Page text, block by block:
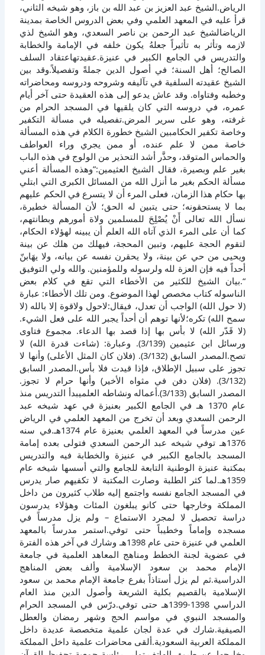
الرياض.الشيخ عبد العزيز بن عبد الله بن باز، وهو شيخه الثاني،
قرأ عليه في المعهد العلمي وفي بعض الدروس الخاصة بمدينة
الرياضالشيخ عبد الرحمن بن ناصر السعدي، وهو الشيخ لذي
لازمه وتأثر به تأثيراً جعلهُ يكون خلفه في الإمامة والخطابة
والتدريس في الجامع الكبير في عنيزة.عقيدتهاعتقاد السلف
الصالح؛ أهل السنة؛ في أصول الدين جملةً وتفصيلاً.وقد بين
الشيخ عقيدته السلفية في تآليفه وشروحه ودروسه ومحاضراته
وخطبه وفتاواه. وقد عاش يدعو إلى هذه العقيدة حتى آخر أيام
عمره، في دروسه التي كان يلقيها في المسجد الحرام من
غرفته، وهو على سرير المرض.تفصيله في مسألة التكفير
وخاصة تكفير الحكامبين الشيخ خطورة الكلام في هذه المسألة
خاصة ممن لا علم عنده، أو ممن يجري وراء العواطف
والحماس المتوقد، وحذَّر أشد التحذير من الولوج في هذه الباب
بغير علم وبصيرة، فقال الشيخ العثيمين:”وهذه المسألة أعني
مسألة الحكم بغير ما أنزل الله من المسائل الكبرى التي ابتلي
بها حكام هذا الزمان، فعلى المرء أن لا يتسرع في الحكم عليهم
بما لا يستحقونه؛ حتى يتبين له الحق؛ لأن المسألة خطيرة،
نسأل الله تعالى أَنْ يُصْلِحَ للمسلمين ولاة أمورهم وبطانتهم،
كما أن على المرء الذي آتاه الله العلم أن يبينه لهؤلاء الحكام،
لتقوم الحجة عليهم، وتبين المحجة، فيهلك من هلك عن بينة
ويحيى من حي عن بينة، ولا يحقرن نفسه عن بيانه، ولا يهَابنّ
أحداً فيه فإن العزة لله ولرسوله وللمؤمنين. والله ولي التوفيق
“.بيان الشيخ للكثير من الأخطاء التي تقع في كلام بعض
الناسوله كتاب مخصص لهذا الموضوع. ومن تلك الأخطاء: عبارة
(لا حول الله) الواجب أن تعدل، فيقال:لاحول ولاقوة إلا بالله (لا
سمح الله) تكره؛لأنها توهم أن أحداً يجبر الله على فعل الشيء.
(لا قَدّر الله) لا بأس بها إذا قصد بها الدعاء. مجموع فتاوى
ورسائل ابن عثيمين (3/139). وعبارة: (شاءت قدرة الله) لا
تصح.المصدر السابق (3/132). (فلان كان المثل الأعلى) وأنها لا
تجوز على سبيل الإطلاق، فإذا قيدت فلا بأس.المصدر السابق
(3/132). (فلان دفن في مثواه الأخير) وأنها حرام لا تجوز.
المصدر السابق (3/133).أعماله ونشاطه العلميبدأ التدريس منذ
عام 1370 هـ في الجامع الكبير بعنيزة في عهد شيخه عبد
الرحمن السعدي وبعد أن تخرج من المعهد العلمي في الرياض
عين مدرساً في المعهد العلمي بعنيزة عام 1374هـ.في سنه
1376هـ توفي شيخه عبد الرحمن السعدي فتولى بعده إمامة
المسجد بالجامع الكبير في عنيزة والخطابة فيه والتدريس
بمكتبة عنيزة الوطنية التابعة للجامع والتي أسسها شيخه عام
1359هـ.لما كثر الطلبة وصارت المكتبة لا تكفيهم صار يدرس
في المسجد الجامع نفسه واجتمع إليه طلاب كثيرون من داخل
المملكة وخارجها حتى كانو يبلغون المئات وهؤلاء يدرسون
دراسة تحصيل لا لمجرد الاستماع – ولم يزل مدرساً في
مسجده وإماماً وخطيباً حتى توفي.استمر مدرساً بالمعهد
العلمي في عنيزة حتى عام 1398هـ وشارك في آخر هذه الفترة
في عضوية لجنة الخطط ومناهج المعاهد العلمية في جامعة
الإمام محمد بن سعود الإسلامية وألف بعض المناهج
الدراسية.ثم لم يزل أستاذاً بفرع جامعة الإمام محمد بن سعود
الإسلامية بالقصيم بكلية الشريعة وأصول الدين منذ العام
الدراسي 1398-1399هـ حتى توفي.درّس في المسجد الحرام
والمسجد النبوي في مواسم الحج وشهر رمضان والعطل
الصيفية.شارك في عدة لجان علمية متخصصة عديدة داخل
المملكة العربية السعودية.ألقى محاضرات علمية داخل المملكة